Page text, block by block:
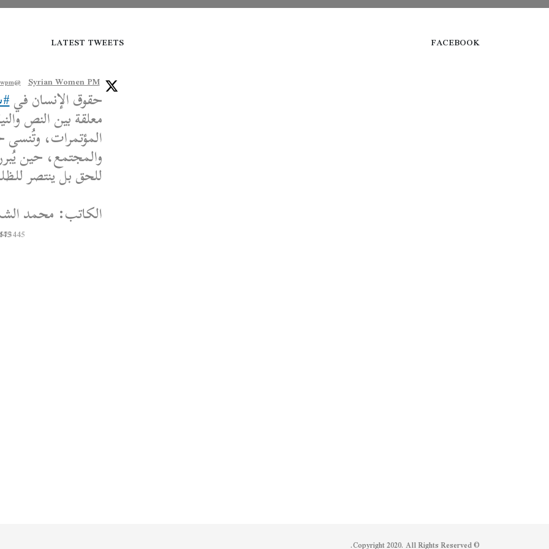
FACEBOOK
LATEST TWEETS
Syrian Women PM
@syriawpm
حقوق الإنسان في
معلقة بين النص
المؤتمرات،
والمجتمع، حين
للحق بل ينتصر
الكاتب: محمد
© Copyright 2020. All Rights Reserved.